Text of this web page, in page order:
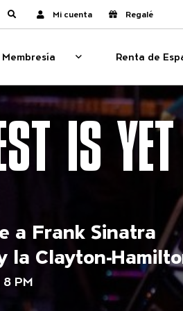
del
Enviar búsqueda
Mi cuenta Regalé
Membresía
Membresía
Show sub menu for
Renta de
IS
a Frank Sinatra
la Clayton-
PM